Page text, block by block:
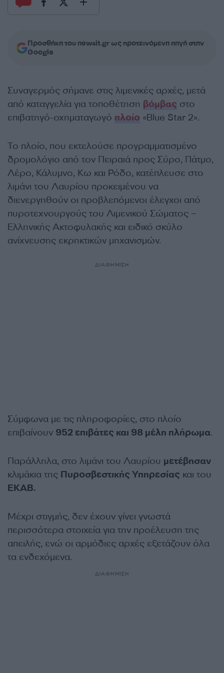
Προσθήκη του newsit.gr ως προτεινόμενη πηγή στην
Google
Συναγερμός σήμανε στις λιμενικές αρχές, μετά
από καταγγελία για τοποθέτηση βόμβας στο
επιβατηγό-οχηματαγωγό πλοίο «Blue Star 2».
Το πλοίο, που εκτελούσε προγραμματισμένο
δρομολόγιο από τον Πειραιά προς Σύρο, Πάτμο,
Λέρο, Κάλυμνο, Κω και Ρόδο, κατέπλευσε στο
λιμάνι του Λαυρίου προκειμένου να
διενεργηθούν οι προβλεπόμενοι έλεγχοι από
πυροτεχνουργούς του Λιμενικού Σώματος –
Ελληνικής Ακτοφυλακής και ειδικό σκύλο
ανίχνευσης εκρηκτικών μηχανισμών.
ΔΙΑΦΗΜΙΣΗ
Σύμφωνα με τις πληροφορίες, στο πλοίο
επιβαίνουν 952 επιβάτες και 98 μέλη πλήρωμα.
Παράλληλα, στο λιμάνι του Λαυρίου μετέβησαν
κλιμάκια της Πυροσβεστικής Υπηρεσίας και του
ΕΚΑΒ.
Μέχρι στιγμής, δεν έχουν γίνει γνωστά
περισσότερα στοιχεία για την προέλευση της
απειλής, ενώ οι αρμόδιες αρχές εξετάζουν όλα
τα ενδεχόμενα.
ΔΙΑΦΗΜΙΣΗ